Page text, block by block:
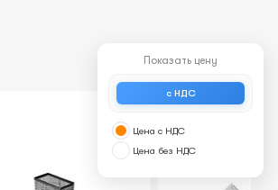
Показать цену
с НДС
Цена с НДС
Цена без НДС